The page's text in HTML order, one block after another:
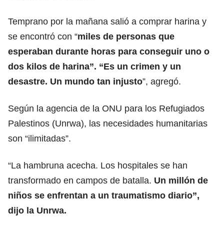
Temprano por la mañana salió a comprar harina y
se encontró con “miles de personas que
esperaban durante horas para conseguir uno o
dos kilos de harina”. “Es un crimen y un
desastre. Un mundo tan injusto”, agregó.
Según la agencia de la ONU para los Refugiados
Palestinos (Unrwa), las necesidades humanitarias
son “ilimitadas”.
“La hambruna acecha. Los hospitales se han
transformado en campos de batalla. Un millón de
niños se enfrentan a un traumatismo diario”,
dijo la Unrwa.